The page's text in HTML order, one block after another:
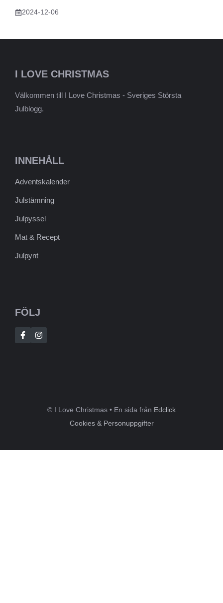
2024-12-06
I LOVE CHRISTMAS
Välkommen till I Love Christmas - Sveriges Största
Julblogg.
INNEHÅLL
Adventskalender
Julstämning
Julpyssel
Mat & Recept
Julpynt
FÖLJ
© I Love Christmas • En sida från Edclick
Cookies & Personuppgifter